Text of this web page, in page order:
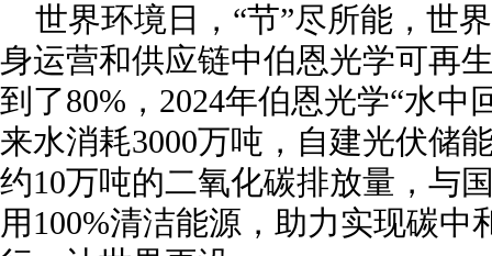
世界环境日，“节”尽所能，世
身运营和供应链中伯恩光学可再
到了80%，2024年伯恩光学“水中
来水消耗3000万吨，自建光伏储
约10万吨的二氧化碳排放量，与
用100%清洁能源，助力实现碳中